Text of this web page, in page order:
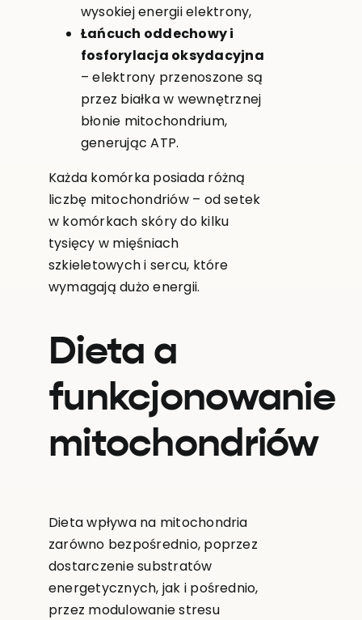
wysokiej energii elektrony,
Łańcuch oddechowy i
fosforylacja oksydacyjna
– elektrony przenoszone są
przez białka w wewnętrznej
błonie mitochondrium,
generując ATP.
Każda komórka posiada różną
liczbę mitochondriów – od setek
w komórkach skóry do kilku
tysięcy w mięśniach
szkieletowych i sercu, które
wymagają dużo energii.
Dieta a
funkcjonowanie
mitochondriów
Dieta wpływa na mitochondria
zarówno bezpośrednio, poprzez
dostarczenie substratów
energetycznych, jak i pośrednio,
przez modulowanie stresu